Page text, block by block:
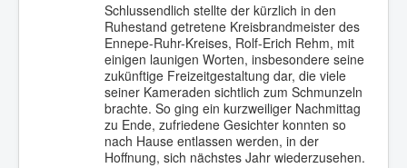
Schlussendlich stellte der kürzlich in den
Ruhestand getretene Kreisbrandmeister des
Ennepe-Ruhr-Kreises, Rolf-Erich Rehm, mit
einigen launigen Worten, insbesondere seine
zukünftige Freizeitgestaltung dar, die viele
seiner Kameraden sichtlich zum Schmunzeln
brachte. So ging ein kurzweiliger Nachmittag
zu Ende, zufriedene Gesichter konnten so
nach Hause entlassen werden, in der
Hoffnung, sich nächstes Jahr wiederzusehen.